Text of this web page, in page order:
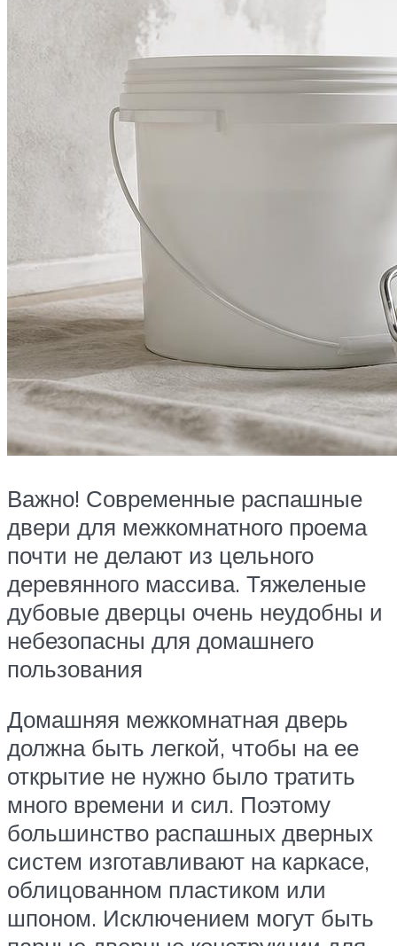
Важно! Современные распашные
двери для межкомнатного проема
почти не делают из цельного
деревянного массива. Тяжеленые
дубовые дверцы очень неудобны и
небезопасны для домашнего
пользования
Домашняя межкомнатная дверь
должна быть легкой, чтобы на ее
открытие не нужно было тратить
много времени и сил. Поэтому
большинство распашных дверных
систем изготавливают на каркасе,
облицованном пластиком или
шпоном. Исключением могут быть